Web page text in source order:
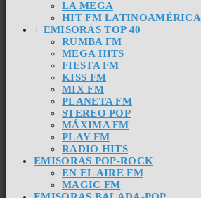
LA MEGA
HIT FM LATINOAMÉRICA
+ EMISORAS TOP 40
RUMBA FM
MEGA HITS
FIESTA FM
KISS FM
MIX FM
PLANETA FM
STEREO POP
MÁXIMA FM
PLAY FM
RADIO HITS
EMISORAS POP-ROCK
EN EL AIRE FM
MAGIC FM